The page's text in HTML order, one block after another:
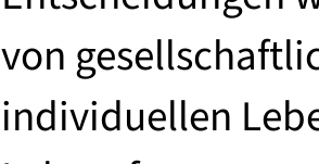
von
individuellen